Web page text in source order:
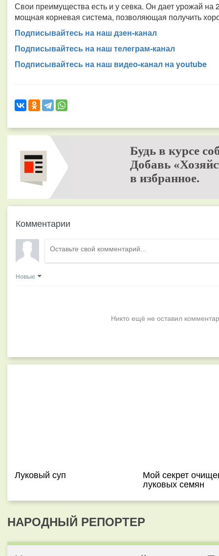
Свои преимущества есть и у севка. Он дает урожай
мощная корневая система, позволяющая получить
Подписывайтесь на наш дзен-канал
Подписывайтесь на наш телеграм-канал
Подписывайтесь на наш видео-канал на youtube
Будь в курсе
Добавь
в избранное.
Комментарии
Новые
Никто ещё не оставил
Луковый суп Мой секрет
луковых семян
НАРОДНЫЙ РЕПОРТЕР